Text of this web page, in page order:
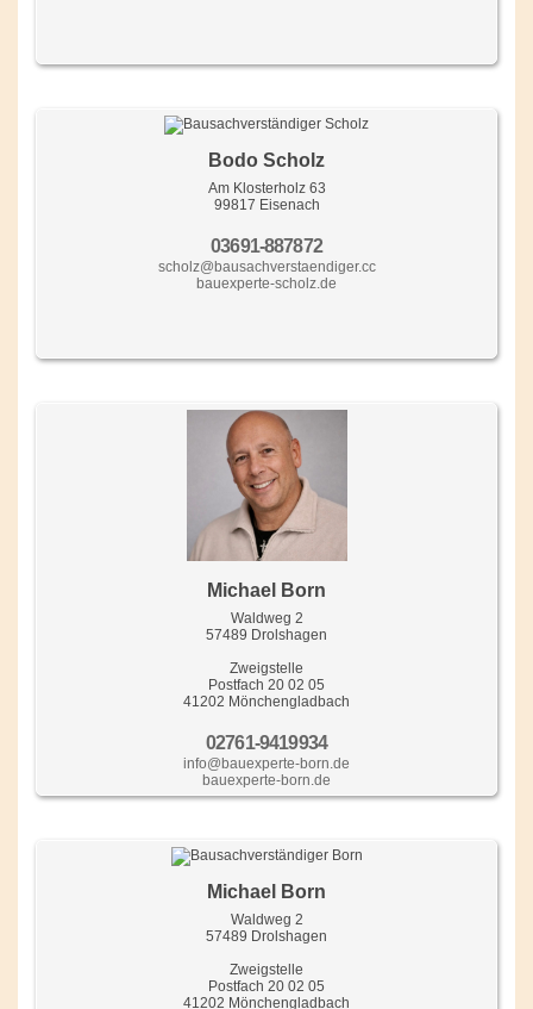
Bodo Scholz
Am Klosterholz 63
99817 Eisenach
03691-887872
scholz@bausachverstaendiger.cc
bauexperte-scholz.de
Michael Born
Waldweg 2
57489 Drolshagen
Zweigstelle
Postfach 20 02 05
41202 Mönchengladbach
02761-9419934
info@bauexperte-born.de
bauexperte-born.de
Michael Born
Waldweg 2
57489 Drolshagen
Zweigstelle
Postfach 20 02 05
41202 Mönchengladbach